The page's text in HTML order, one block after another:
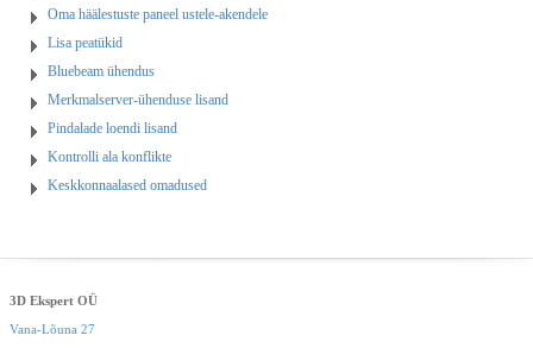
Oma häälestuste paneel ustele-akendele
Lisa peatükid
Bluebeam ühendus
Merkmalserver-ühenduse lisand
Pindalade loendi lisand
Kontrolli ala konflikte
Keskkonnaalased omadused
3D Ekspert OÜ
Vana-Lõuna 27